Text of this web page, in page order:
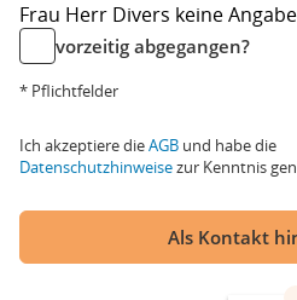
Frau Herr Divers keine Angabe
vorzeitig abgegangen?
* Pflichtfelder
Ich akzeptiere dieAGB und habe die
Datenschutzhinweisezur Kenntnis
Als Kontakt